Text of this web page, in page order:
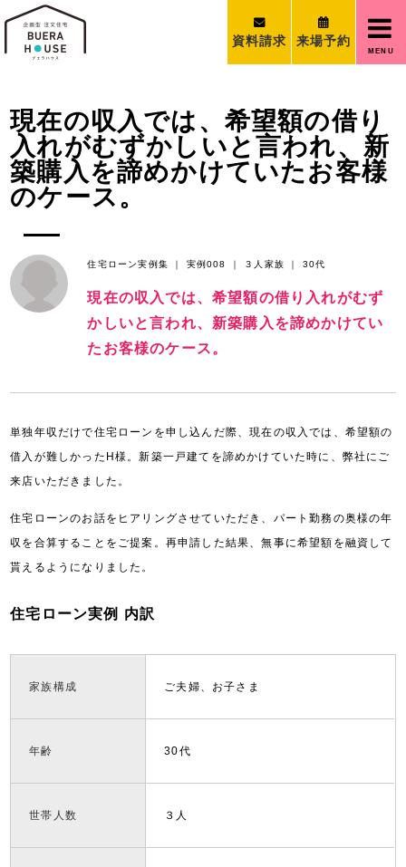
資料請求 来場予約
MENU
現在の収入では、希望額の借り
入れがむずかしいと言われ、新
築購入を諦めかけていたお客様
のケース。
住宅ローン実例集 ｜ 実例008 ｜ ３人家族 ｜ 30代
現在の収入では、希望額の借り入れがむず
かしいと言われ、新築購入を諦めかけてい
たお客様のケース。
単独年収だけで住宅ローンを申し込んだ際、現在の収入では、希望額の
借入が難しかったH様。新築一戸建てを諦めかけていた時に、弊社にご
来店いただきました。
住宅ローンのお話をヒアリングさせていただき、パート勤務の奥様の年
収を合算することをご提案。再申請した結果、無事に希望額を融資して
貰えるようになりました。
住宅ローン実例 内訳
家族構成 ご夫婦、お子さま
年齢 30代
世帯人数 ３人